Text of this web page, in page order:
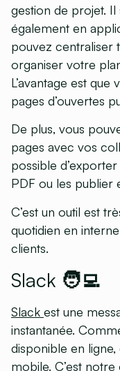
gestion de projet. Il
également en
pouvez centraliser
organiser votre
L’avantage est que
pages d’ouvertes
De plus, vous
pages avec vos
possible
PDF ou les publier
C’est un outil est
quotidien en
clients.
Slack 🧑‍💻
Slack est une
instantanée.
disponible en
mobile. C’est